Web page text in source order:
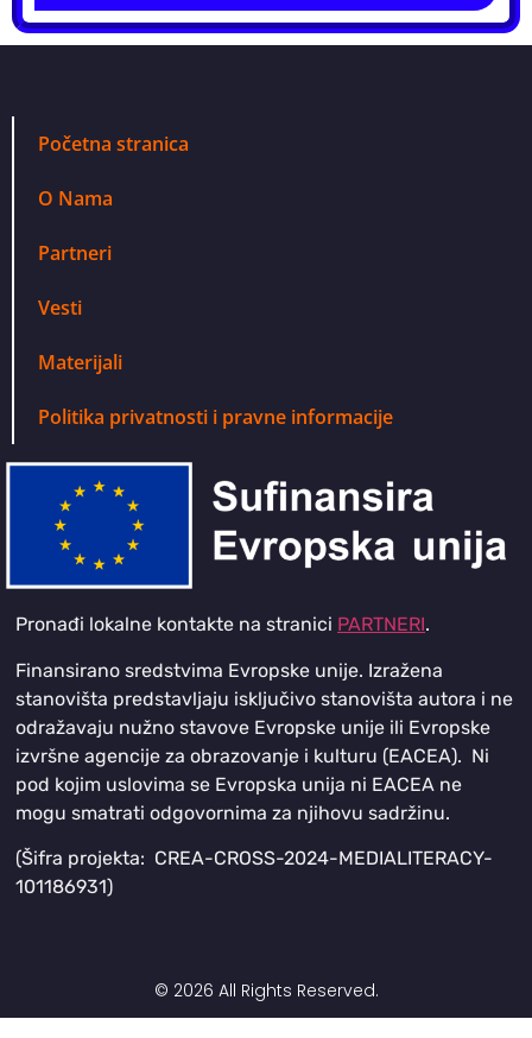
Početna stranica
O Nama
Partneri
Vesti
Materijali
Politika privatnosti i pravne informacije
Pronađi lokalne kontakte na stranici PARTNERI.
Finansirano sredstvima Evropske unije. Izražena
stanovišta predstavljaju isključivo stanovišta autora i ne
odražavaju nužno stavove Evropske unije ili Evropske
izvršne agencije za obrazovanje i kulturu (EACEA). Ni
pod kojim uslovima se Evropska unija ni EACEA ne
mogu smatrati odgovornima za njihovu sadržinu.
(Šifra projekta: CREA-CROSS-2024-MEDIALITERACY-
101186931)
© 2026 All Rights Reserved.